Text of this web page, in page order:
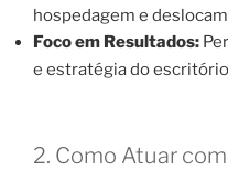
hospedagem e
Foco em Resultados:
e estratégia do
2. Como Atuar